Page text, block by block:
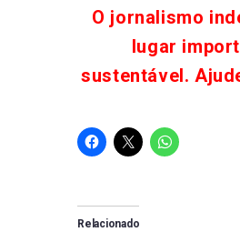
O jornalismo
lugar
sustentável.
Relacionado